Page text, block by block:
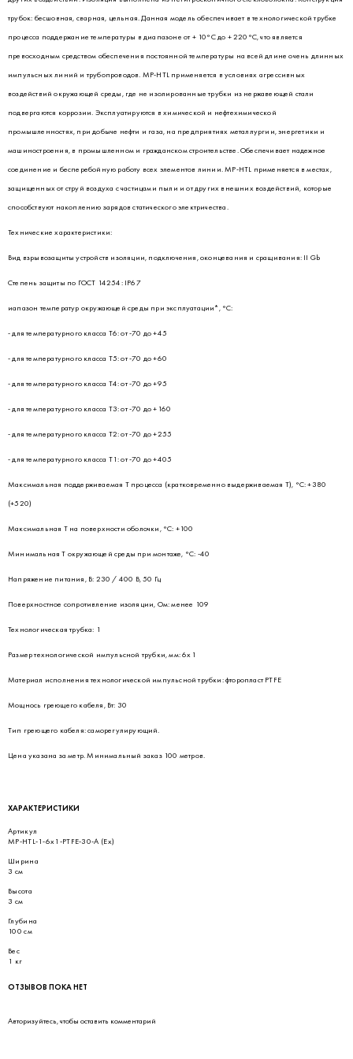
трубок: бесшовная, сварная, цельная. Данная модель обеспечивает в технологической трубке
процесса поддержание температуры в диапазоне от + 10°C до + 220°C, что является
превосходным средством обеспечения постоянной температуры на всей длине очень длинных
импульсных линий и трубопроводов. MP-HTL применяется в условиях агрессивных
воздействий окружающей среды, где не изолированные трубки из нержавеющей стали
подвергаются коррозии. Эксплуатируются в химической и нефтехимической
промышленностях, при добыче нефти и газа, на предприятиях металлургии, энергетики и
машиностроения, в промышленном и гражданском строительстве. Обеспечивает надежное
соединение и бесперебойную работу всех элементов линии. MP-HTL применяется в местах,
защищенных от струй воздуха с частицами пыли и от других внешних воздействий, которые
способствуют накоплению зарядов статического электричества.
Технические характеристики:
Вид взрывозащиты устройств изоляции, подключения, оконцевания и сращивания: II Gb
Степень защиты по ГОСТ 14254: IP67
иапазон температур окружающей среды при эксплуатации*, °С:
- для температурного класса Т6: от -70 до +45
- для температурного класса Т5: от -70 до +60
- для температурного класса Т4: от -70 до +95
- для температурного класса Т3: от -70 до +160
- для температурного класса Т2: от -70 до +255
- для температурного класса Т1: от -70 до +405
Максимальная поддерживаемая Т процесса (кратковременно выдерживаемая Т), °С: +380
(+520)
Максимальная Т на поверхности оболочки, °С: +100
Минимальная Т окружающей среды при монтаже, °С: -40
Напряжение питания, В: 230 / 400 В, 50 Гц
Поверхностное сопротивление изоляции, Ом: менее 109
Технологическая трубка: 1
Размер технологической импульсной трубки, мм: 6х1
Материал исполнения технологической импульсной трубки: фторопласт PTFE
Мощнось греющего кабеля, Вт: 30
Тип греющего кабеля: саморегулирующий.
Цена указана за метр. Минимальный заказ 100 метров.
ХАРАКТЕРИСТИКИ
Артикул
MP-HTL-1-6x1-PTFE-30-A (Ex)
Ширина
3 см
Высота
3 см
Глубина
100 см
Вес
1 кг
ОТЗЫВОВ ПОКА НЕТ
Авторизуйтесь, чтобы оставить комментарий